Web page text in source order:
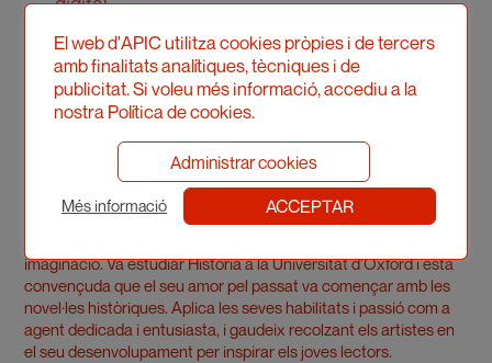
Coneix els nostres ponents
Daisy Bee Butterworth
Agent a The Plum Agency (Regne Unit)
Daisy Bee treballa amb diversos artistes a The Plum Agency i
imaginació. Va estudiar Història a la Universitat d’Oxford i està
convençuda que el seu amor pel passat va començar amb les
novel·les històriques. Aplica les seves habilitats i passió com a
agent dedicada i entusiasta, i gaudeix recolzant els artistes en
el seu desenvolupament per inspirar els joves lectors.
El web d'APIC utilitza cookies pròpies i de tercers
amb finalitats analítiques, tècniques i de
publicitat. Si voleu més informació, accediu a la
nostra Política de cookies.
Administrar cookies
Més informació ACCEPTAR